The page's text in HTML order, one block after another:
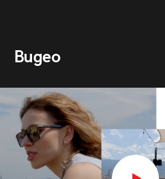
Видео